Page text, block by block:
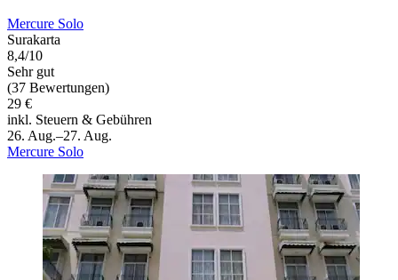
Mercure Solo
Surakarta
8,4/10
Sehr gut
(37 Bewertungen)
29 €
inkl. Steuern & Gebühren
26. Aug.–27. Aug.
Mercure Solo